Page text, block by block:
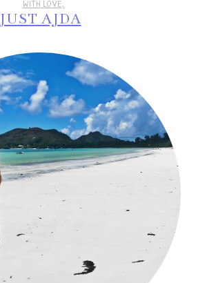
WITH LOVE,
JUST AJDA